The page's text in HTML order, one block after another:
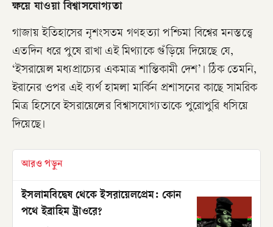
ক্ষয়ে যাওয়া বিশ্বাসযোগ্যতা
গাজায় ইতিহাসের নৃশংসতম গণহত্যা পশ্চিমা বিশ্বের মনস্তত্ত্বে
এতদিন ধরে পুষে রাখা এই মিথ্যাকে গুঁড়িয়ে দিয়েছে যে,
‘ইসরায়েল মধ্যপ্রাচ্যের একমাত্র শান্তিকামী দেশ’। ঠিক তেমনি,
ইরানের ওপর এই ব্যর্থ হামলা মার্কিন প্রশাসনের কাছে সামরিক
মিত্র হিসেবে ইসরায়েলের বিশ্বাসযোগ্যতাকে পুরোপুরি ধসিয়ে
দিয়েছে।
আরও পড়ুন
ইসলামবিদ্বেষ থেকে ইসরায়েলপ্রেম: কোন
পথে ইব্রাহিম ট্রাওরে?